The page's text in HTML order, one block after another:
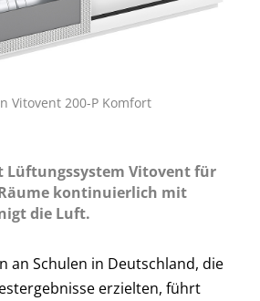
Vitovent 200-P Komfort
Lüftungssystem Vitovent für
kontinuierlich mit
die Luft.
an Schulen in Deutschland, die
erzielten, führt